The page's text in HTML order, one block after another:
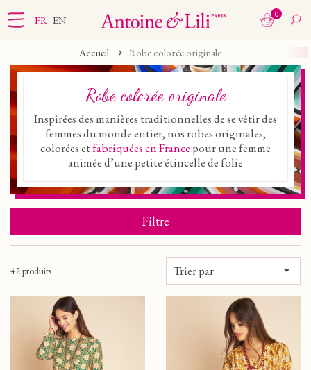
FR EN 0
Accueil Robe colorée originale
Robe colorée originale
Inspirées des manières traditionnelles de se vêtir des
femmes du monde entier, nos robes originales,
colorées etfabriquées en France pour une femme
animée d’une petite étincelle de folie
Filtre
42 produits Trier par